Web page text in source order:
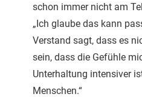
schon immer nicht am
„Ich glaube das kann
Verstand sagt, dass es
sein, dass die Gefühle
Unterhaltung intensiver
Menschen.“